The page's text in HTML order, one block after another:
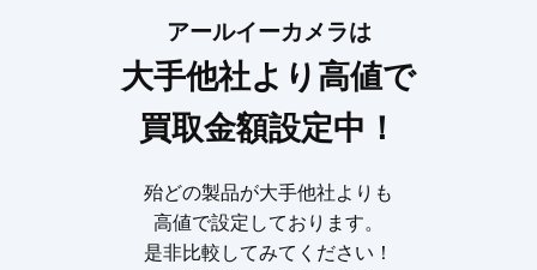
アールイーカメラは
大手他社より高値で
買取金額設定中！
殆どの製品が大手他社よりも
高値で設定しております。
是非比較してみてください！